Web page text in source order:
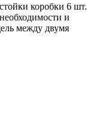
коробки 6 шт.
и
между двумя